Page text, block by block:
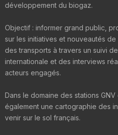
développement du biogaz.
Objectif : informer grand public,
sur les initiatives et nouveautés
des transports à travers un suivi
internationale et des interviews
acteurs engagés.
Dans le domaine des stations
également une cartographie des
venir sur le sol français.